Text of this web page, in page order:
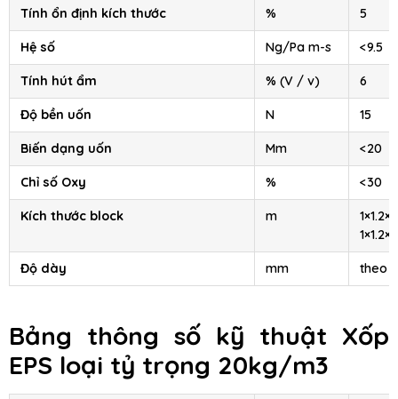
Tính ổn định kích thước % 5
Hệ số Ng/Pa m-s <9.5
Tính hút ẩm % (V / v) 6
Độ bền uốn N 15
Biến dạng uốn Mm <20
Chỉ số Oxy % <30
Kích thước block m
1×1.2×4
Độ dày mm theo
Bảng thông số kỹ thuật Xốp
EPS loại tỷ trọng 20kg/m3